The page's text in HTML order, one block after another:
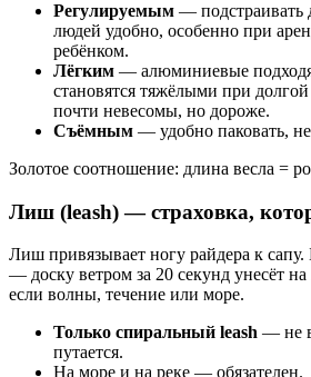
Регулируемым — подстраивать
людей удобно, особенно при
ребёнком.
Лёгким — алюминиевые
становятся тяжёлыми при
почти невесомы, но дороже.
Съёмным — удобно паковать,
Золотое соотношение: длина весла =
Лиш (leash) — страховка,
Лиш привязывает ногу райдера к сапу.
— доску ветром за 20 секунд унесёт
если волны, течение или море.
Только спиральный leash — не
путается.
На море и на реке — обязателен.